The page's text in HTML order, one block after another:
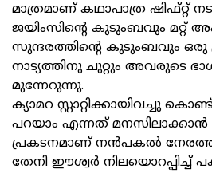
മാത്രമാണ് കഥാപാത്ര ഷിഫ്റ്റ്
ജയിംസിന്റെ കുടുംബവും മറ്റ്
സുന്ദരത്തിന്റെ കുടുംബവും ഒരു
നാട്യത്തിനു ചുറ്റും അവരുടെ
മുന്നേറുന്നു.
ക്യാമറ സ്റ്റാറ്റിക്കായിവച്ചു
പറയാം എന്നത് മനസിലാക്കാൻ
പ്രകടനമാണ് നൻപകൽ
തേനി ഈശ്വർ നിലയൊറപ്പിച്ച്